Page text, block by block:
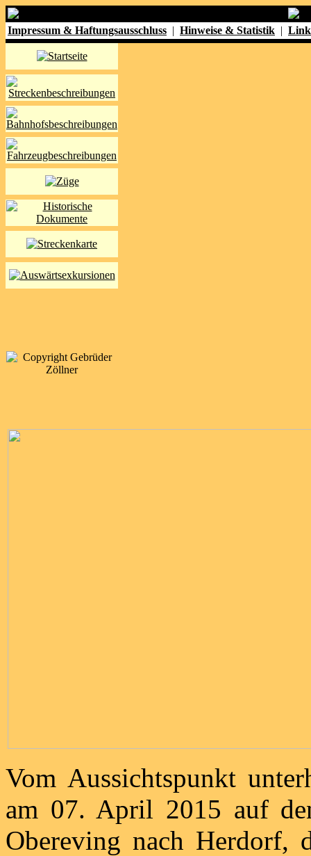
Impressum & Haftungsausschluss | Hinweise & Statistik |
Vom Aussichtspunkt
am 07. April 2015 auf
Obereving nach Herdorf,